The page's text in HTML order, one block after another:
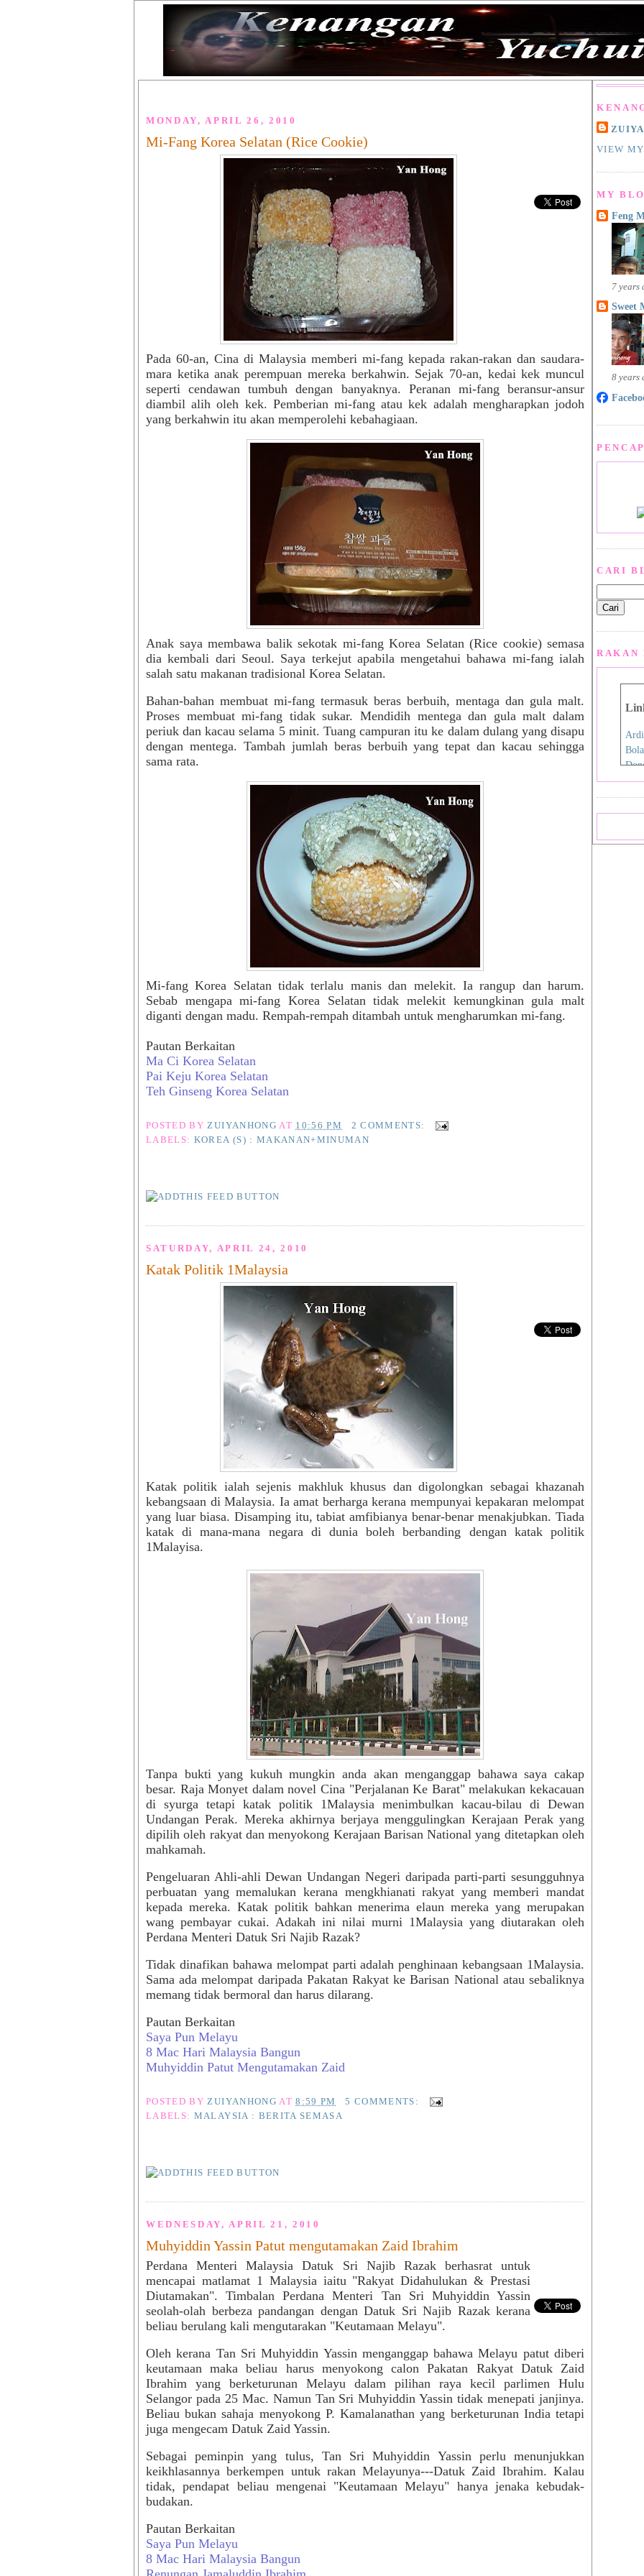
MONDAY, APRIL 26, 2010
Mi-Fang Korea Selatan (Rice Cookie)
Pada 60-an, Cina di Malaysia memberi mi-fang kepada rakan-rakan dan saudara-
mara ketika anak perempuan mereka berkahwin. Sejak 70-an, kedai kek muncul
seperti cendawan tumbuh dengan banyaknya. Peranan mi-fang beransur-ansur
diambil alih oleh kek. Pemberian mi-fang atau kek adalah mengharapkan jodoh
yang berkahwin itu akan memperolehi kebahagiaan.
Anak saya membawa balik sekotak mi-fang Korea Selatan (Rice cookie) semasa
dia kembali dari Seoul. Saya terkejut apabila mengetahui bahawa mi-fang ialah
salah satu makanan tradisional Korea Selatan.
Bahan-bahan membuat mi-fang termasuk beras berbuih, mentaga dan gula malt.
Proses membuat mi-fang tidak sukar. Mendidih mentega dan gula malt dalam
periuk dan kacau selama 5 minit. Tuang campuran itu ke dalam dulang yang disapu
dengan mentega. Tambah jumlah beras berbuih yang tepat dan kacau sehingga
sama rata.
Mi-fang Korea Selatan tidak terlalu manis dan melekit. Ia rangup dan harum.
Sebab mengapa mi-fang Korea Selatan tidak melekit kemungkinan gula malt
diganti dengan madu. Rempah-rempah ditambah untuk mengharumkan mi-fang.
Pautan Berkaitan
Ma Ci Korea Selatan
Pai Keju Korea Selatan
Teh Ginseng Korea Selatan
POSTED BY ZUIYANHONG AT 10:56 PM
2 COMMENTS:
LABELS: KOREA (S) : MAKANAN+MINUMAN
SATURDAY, APRIL 24, 2010
Katak Politik 1Malaysia
Katak politik ialah sejenis makhluk khusus dan digolongkan sebagai khazanah
kebangsaan di Malaysia. Ia amat berharga kerana mempunyai kepakaran melompat
yang luar biasa. Disamping itu, tabiat amfibianya benar-benar menakjubkan. Tiada
katak di mana-mana negara di dunia boleh berbanding dengan katak politik
1Malayisa.
Tanpa bukti yang kukuh mungkin anda akan menganggap bahawa saya cakap
besar. Raja Monyet dalam novel Cina "Perjalanan Ke Barat" melakukan kekacauan
di syurga tetapi katak politik 1Malaysia menimbulkan kacau-bilau di Dewan
Undangan Perak. Mereka akhirnya berjaya menggulingkan Kerajaan Perak yang
dipilih oleh rakyat dan menyokong Kerajaan Barisan National yang ditetapkan oleh
mahkamah.
Pengeluaran Ahli-ahli Dewan Undangan Negeri daripada parti-parti sesungguhnya
perbuatan yang memalukan kerana mengkhianati rakyat yang memberi mandat
kepada mereka. Katak politik bahkan menerima elaun mereka yang merupakan
wang pembayar cukai. Adakah ini nilai murni 1Malaysia yang diutarakan oleh
Perdana Menteri Datuk Sri Najib Razak?
Tidak dinafikan bahawa melompat parti adalah penghinaan kebangsaan 1Malaysia.
Sama ada melompat daripada Pakatan Rakyat ke Barisan National atau sebaliknya
memang tidak bermoral dan harus dilarang.
Pautan Berkaitan
Saya Pun Melayu
8 Mac Hari Malaysia Bangun
Muhyiddin Patut Mengutamakan Zaid
POSTED BY ZUIYANHONG AT8:59 PM
5 COMMENTS:
LABELS: MALAYSIA : BERITA SEMASA
WEDNESDAY, APRIL 21, 2010
Muhyiddin Yassin Patut mengutamakan Zaid Ibrahim
Perdana Menteri Malaysia Datuk Sri Najib Razak berhasrat untuk
mencapai matlamat 1 Malaysia iaitu "Rakyat Didahulukan & Prestasi
Diutamakan". Timbalan Perdana Menteri Tan Sri Muhyiddin Yassin
seolah-olah berbeza pandangan dengan Datuk Sri Najib Razak kerana
beliau berulang kali mengutarakan "Keutamaan Melayu".
Oleh kerana Tan Sri Muhyiddin Yassin menganggap bahawa Melayu patut diberi
keutamaan maka beliau harus menyokong calon Pakatan Rakyat Datuk Zaid
Ibrahim yang berketurunan Melayu dalam pilihan raya kecil parlimen Hulu
Selangor pada 25 Mac. Namun Tan Sri Muhyiddin Yassin tidak menepati janjinya.
Beliau bukan sahaja menyokong P. Kamalanathan yang berketurunan India tetapi
juga mengecam Datuk Zaid Yassin.
Sebagai peminpin yang tulus, Tan Sri Muhyiddin Yassin perlu menunjukkan
keikhlasannya berkempen untuk rakan Melayunya---Datuk Zaid Ibrahim. Kalau
tidak, pendapat beliau mengenai "Keutamaan Melayu" hanya jenaka kebudak-
budakan.
Pautan Berkaitan
Saya Pun Melayu
8 Mac Hari Malaysia Bangun
VIEW
MY
Feng
7 years
Sweet
8 years
CARI
RAKAN
Ardi
Eida